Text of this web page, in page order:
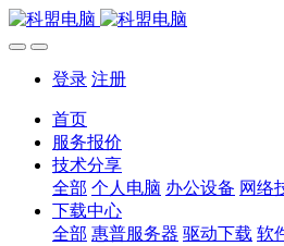
登录 注册
首页
服务报价
技术分享
全部 个人电脑 办公设备 网络
下载中心
全部 惠普服务器 驱动下载 软